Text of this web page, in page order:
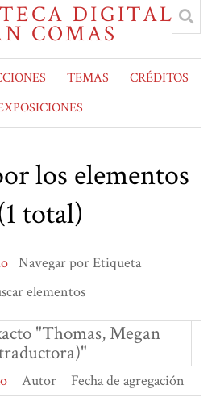
TEMAS
CRÉDITOS
los elementos
total)
Navegar por Etiqueta
elementos
"Thomas, Megan
Autor Fecha de agregación